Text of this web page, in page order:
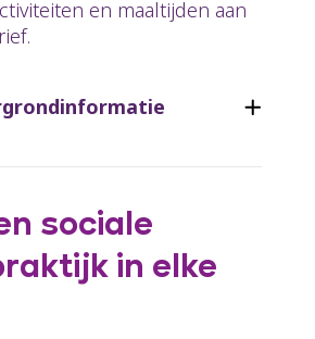
en maaltijden aan
sociale
in elke